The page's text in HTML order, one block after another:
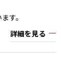
す。
詳細を見る